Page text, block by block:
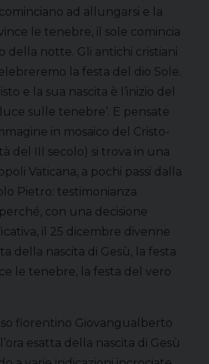
ad allungarsi e la
le tenebre, il sole comincia
della notte. Gli antichi cristiani
la festa del dio Sole.
e la sua nascita è l’inizio del
sulle tenebre’. E pensate
in mosaico del Cristo-
del III secolo) si trova in una
Vaticana, a pochi passi dalla
Pietro: testimonianza
con una decisione
il 25 dicembre divenne
della nascita di Gesù, la festa
le tenebre, la festa del vero
fiorentino Giovangualberto
l’ora esatta della nascita di Gesù